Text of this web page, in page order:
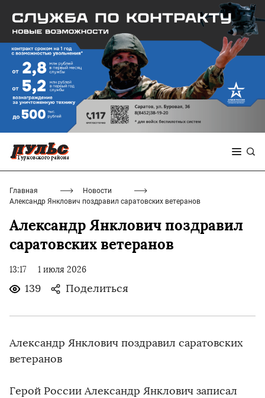
Главная
Новости
Александр Янклович поздравил саратовских ветеранов
Александр Янклович поздравил
саратовских ветеранов
13:17 1 июля 2026
139 Поделиться
Александр Янклович поздравил саратовских
ветеранов
Герой России Александр Янклович записал